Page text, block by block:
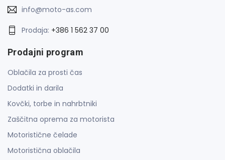
info@moto-as.com
Prodaja: +386 1 562 37 00
Prodajni program
Oblačila za prosti čas
Dodatki in darila
Kovčki, torbe in nahrbtniki
Zaščitna oprema za motorista
Motoristične čelade
Motoristična oblačila